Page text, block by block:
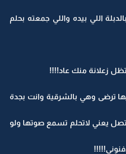
اللي بيده واللي جمعته بحلم
زعلانة منك عاد!!!!
ترضى وهي بالشرقية وانت بجدة
يعني لاتحلم تسمع صوتها ولو